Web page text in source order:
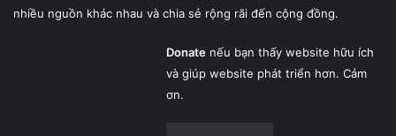
nhiều nguồn khác nhau và chia sẻ rộng rãi đến cộng đồng.
Donatenếu bạn thấy website hữu ích
và giúp website phát triển hơn. Cảm
ơn.